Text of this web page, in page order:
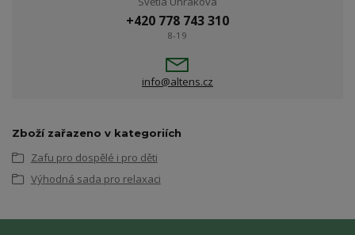
+420 778 743 310
8-19
info@altens.cz
Zboží zařazeno v kategoriích
Zafu pro dospělé i pro děti
Výhodná sada pro relaxaci